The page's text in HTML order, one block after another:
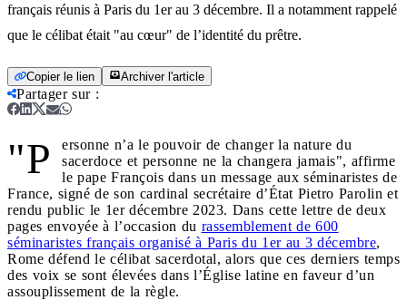
français réunis à Paris du 1er au 3 décembre. Il a notamment rappelé
que le célibat était "au cœur" de l’identité du prêtre.
Copier le lien Archiver l'article
Partager sur:
"P
ersonne n’a le pouvoir de changer la nature du
sacerdoce et personne ne la changera jamais", affirme
le pape François dans un message aux séminaristes de
France, signé de son cardinal secrétaire d’État Pietro Parolin et
rendu public le 1er décembre 2023. Dans cette lettre de deux
pages envoyée à l’occasion du rassemblement de 600
séminaristes français organisé à Paris du 1er au 3 décembre,
Rome défend le célibat sacerdotal, alors que ces derniers temps
des voix se sont élevées dans l’Église latine en faveur d’un
assouplissement de la règle.